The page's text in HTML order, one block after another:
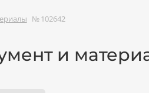
№ 102642
и